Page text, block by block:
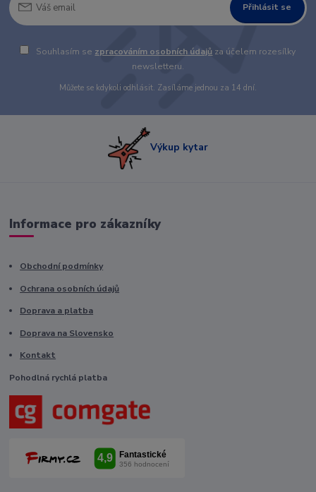
Přihlásit se
Souhlasím se zpracováním osobních údajů za účelem rozesílky
newsletteru.
Můžete se kdykoli odhlásit. Zasíláme jednou za 14 dní.
Výkup kytar
Informace pro zákazníky
Obchodní podmínky
Ochrana osobních údajů
Doprava a platba
Doprava na Slovensko
Kontakt
Pohodlná rychlá platba